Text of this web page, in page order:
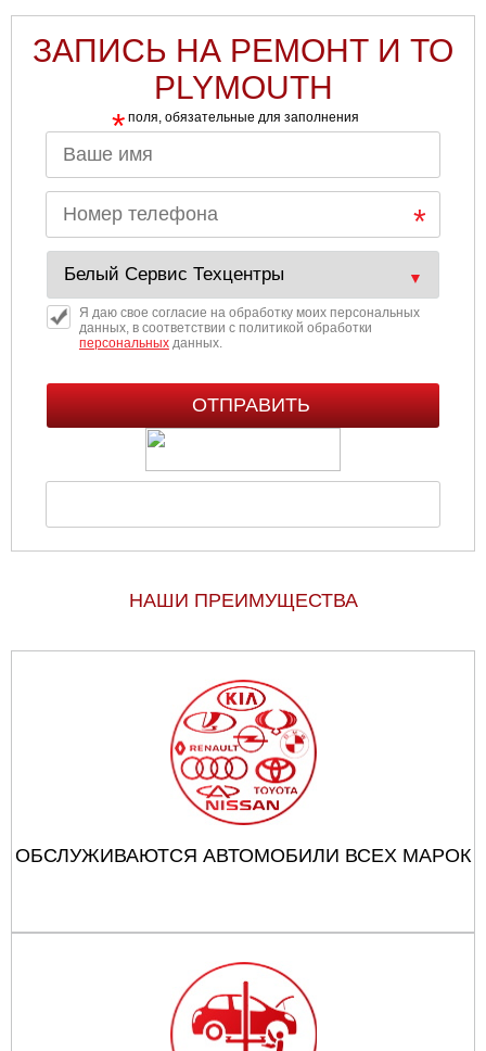
Тула
Тюмень
Ульяновск
Челябинск
Череповец
Ярославль
ЗАПИСЬ НА РЕМОНТ И ТО
PLYMOUTH
* поля, обязательные для заполнения
Я даю свое согласие на обработку моих персональных
данных, в соответствии с политикой обработки
персональныхданных.
НАШИ ПРЕИМУЩЕСТВА
ОБСЛУЖИВАЮТСЯ АВТОМОБИЛИ ВСЕХ МАРОК